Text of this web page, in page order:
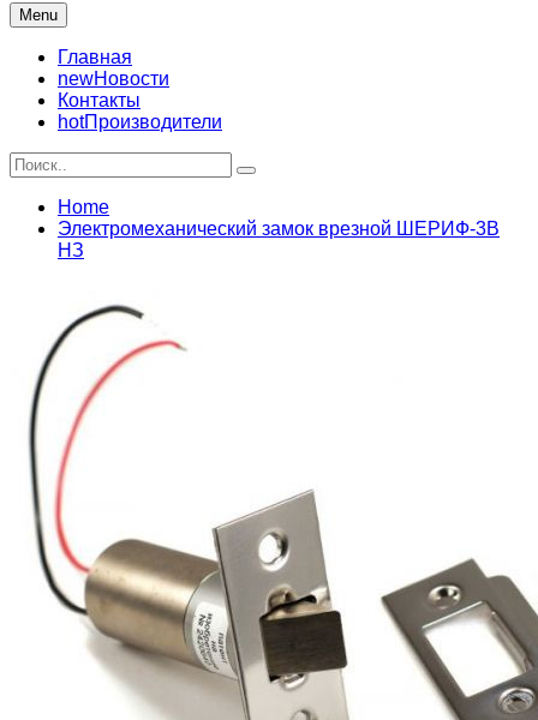
Menu
Главная
newНовости
Контакты
hotПроизводители
Home
Электромеханический замок врезной ШЕРИФ-3В
НЗ